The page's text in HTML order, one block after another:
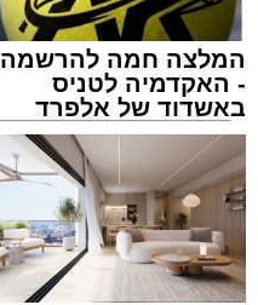
אילוסטרציה מעצר חשוד
מערכת האתר / 00:13 06.08.26
המלצה חמה להרשמה
- האקדמיה לטניס
באשדוד של אלפרד
קריאולנסקי - לילדים